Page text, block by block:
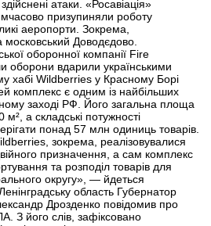
атаки. «Росавіація»
призупиняли роботу
аеропорти. Зокрема,
московський Доводєдово.
оборонної компанії Fire
оборони вдарили українськими
хабі Wildberries у Красному Борі
комплекс є одним із найбільших
заході РФ. Його загальна площа
а складські потужності
понад 57 млн одиниць товарів.
зокрема, реалізовувалися
призначення, а сам комплекс
та розподіл товарів для
округу», — йдеться
область Губернатор
Дрозденко повідомив про
З його слів, зафіксовано